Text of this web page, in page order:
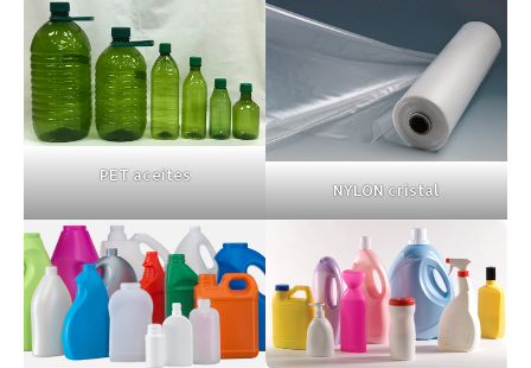
PET aceites
NYLON cristal